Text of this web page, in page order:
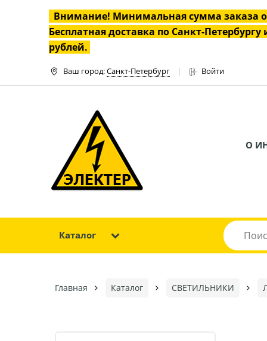
Внимание! Минимальная сумма заказа
Бесплатная доставка по Санкт-
рублей.
Ваш город:Санкт-Петербург Войти
О
Каталог
Главная Каталог СВЕТИЛЬНИКИ